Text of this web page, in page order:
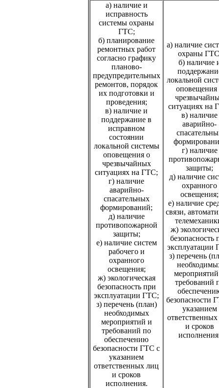
а) наличие и
исправность
системы охраны
ГТС;
б) планирование
ремонтных работ
согласно графику
планово-
предупредительных
ремонтов, порядок
их подготовки и
проведения;
в) наличие и
поддержание в
исправном
состоянии
локальной системы
оповещения о
чрезвычайных
ситуациях на ГТС;
г) наличие
аварийно-
спасательных
формирований;
д) наличие
противопожарной
защиты;
е) наличие систем
рабочего и
охранного
освещения;
ж) экологическая
безопасность при
эксплуатации ГТС;
з) перечень (план)
необходимых
мероприятий и
требований по
обеспечению
безопасности ГТС с
указанием
ответственных лиц
и сроков
исполнения.
а) наличие
охраны
б) наличие
локальной
оповещения
ситуациях на
в) наличие
аварийно-
г) наличие
защиты;
д) наличие
охранного
освещения;
е) наличие
связи,
ж)
безопасность
эксплуатации
з) перечень
требований
безопасности
указанием
и сроков